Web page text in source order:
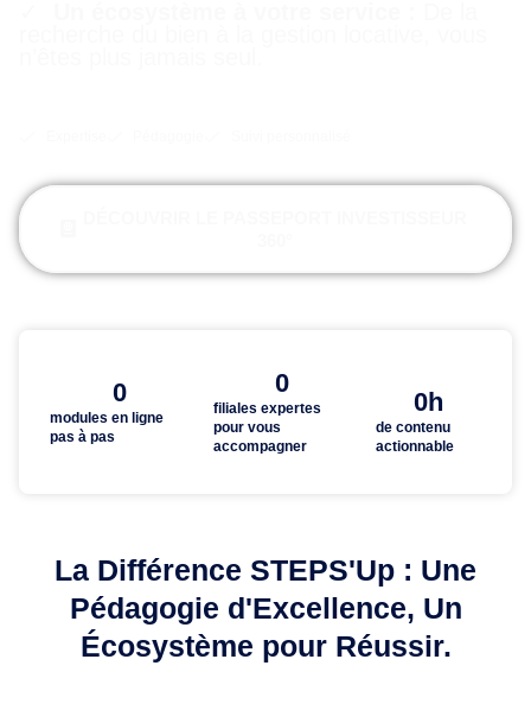
modules en ligne
pas à pas
0
filiales expertes
pour vous
accompagner
0
de contenu
actionnable
0h
La Différence STEPS'Up : Une
Pédagogie d'Excellence, Un
Écosystème pour Réussir.